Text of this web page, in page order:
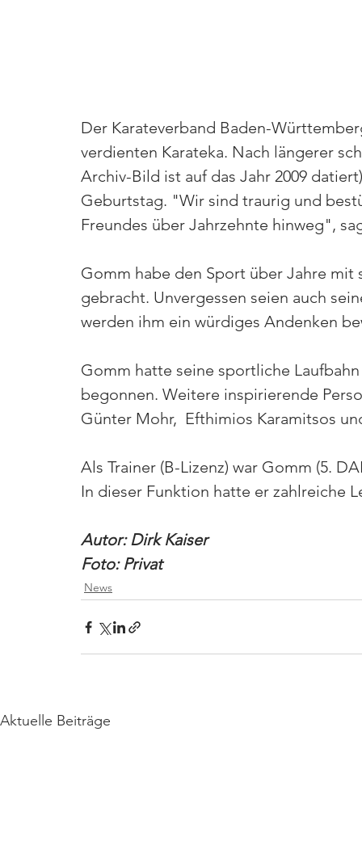
Der Karateverband Baden-
verdienten Karateka. Nach längerer
Archiv-Bild ist auf das Jahr 2009
Geburtstag. "Wir sind traurig und
Freundes über Jahrzehnte hinweg",
Gomm habe den Sport über Jahre
gebracht. Unvergessen seien auch
werden ihm ein würdiges Andenken
Gomm hatte seine sportliche
begonnen. Weitere inspirierende
Günter Mohr,  Efthimios Karamitsos
Als Trainer (B-Lizenz) war Gomm (5.
In dieser Funktion hatte er zahlreiche
Autor: Dirk Kaiser
Foto: Privat
News
Aktuelle Beiträge